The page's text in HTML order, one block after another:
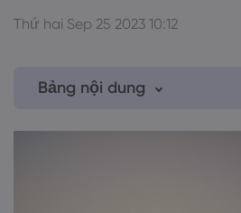
Thứ hai Sep 25 2023 10:12
Bảng nội dung